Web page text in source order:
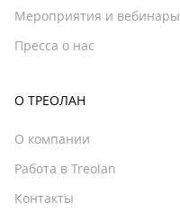
Мероприятия и вебинары
Пресса о нас
О ТРЕОЛАН
О компании
Работа в Treolan
Контакты